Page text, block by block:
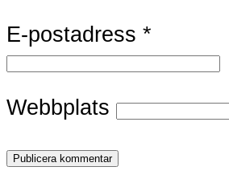
E-postadress *
Webbplats